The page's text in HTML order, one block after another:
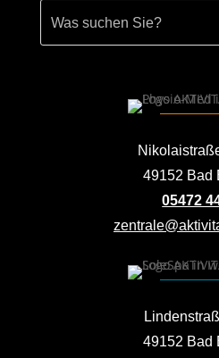
49152 Bad
05472
49152 Bad